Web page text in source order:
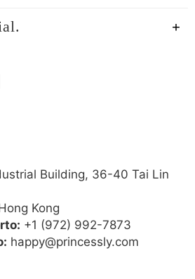
Building, 36-40 Tai Lin
Kong
+1 (972) 992-7873
happy@princessly.com